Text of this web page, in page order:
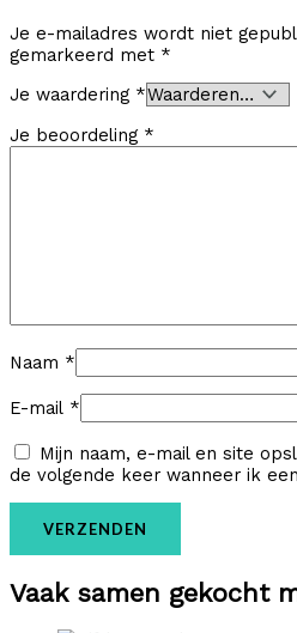
Je e-mailadres wordt niet
gemarkeerd met *
Je waardering *
Je beoordeling *
Naam *
E-mail *
Mijn naam, e-mail en site
de volgende keer wanneer ik
Vaak samen gekocht